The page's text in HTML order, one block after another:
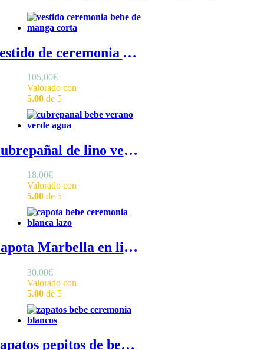
Vestido de ceremonia Ade de bebé - Vestido ceremonia bebé niña en lino blanco con volantes en mangas
105,00€
Valorado con
5.00 de 5
Cubrepañal de lino verde agua - Cubrepañal bebé en lino de color verde agua con volantitos en las perneras
18,00€
Valorado con
5.00 de 5
Capota Marbella en lino blanco - Capota ceremonia bebé en lino con volante en el frontal y lazo en la nuca
30,00€
Valorado con
5.00 de 5
Zapatos pepitos de bebé - Zapatos bebé niña ceremonia con detalle troquelado en el frontal